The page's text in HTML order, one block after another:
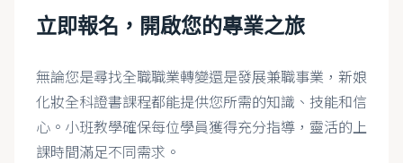
立即報名，開啟您的專業之旅
無論您是尋找全職職業轉變還是發展兼職事業，新娘
化妝全科證書課程都能提供您所需的知識、技能和信
心。小班教學確保每位學員獲得充分指導，靈活的上
課時間滿足不同需求。